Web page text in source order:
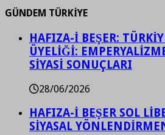
GÜNDEM TÜRKİYE
HAFIZA-İ BEŞER:
ÜYELİĞİ:
SİYASİ SONUÇLARI
28/06/2026
HAFIZA-İ BEŞER SOL
SİYASAL